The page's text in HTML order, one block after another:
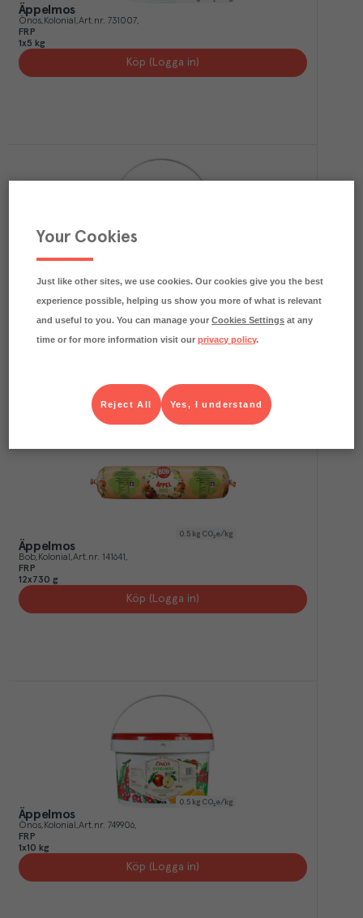
Äppelmos
Önos Kolonial Art.nr. 731007
FRP
1x5 kg
Köp (Logga in)
Lättsockrat Äppelmos
790230
0.5 kg CO₂e/kg
Äppelmos
Bob Kolonial Art.nr. 141641
FRP
12x730 g
Köp (Logga in)
0.5 kg CO₂e/kg
Äppelmos
Önos Kolonial Art.nr. 749906
FRP
1x10 kg
Köp (Logga in)
Your Cookies
Just like other sites, we use cookies. Our cookies give you the best
experience possible, helping us show you more of what is relevant
and useful to you. You can manage yourCookies Settings at any
time or for more information visit ourprivacy policy.
Yes, I understand
Reject All